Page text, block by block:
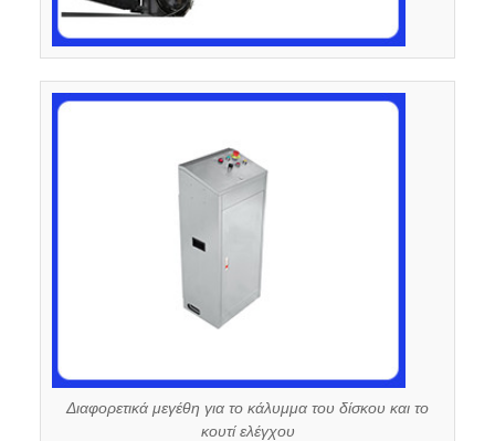
Διαφορετικά μεγέθη για το κάλυμμα του δίσκου και το
κουτί ελέγχου